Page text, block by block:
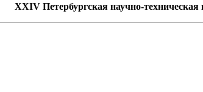
XXIV Петербургская научно-